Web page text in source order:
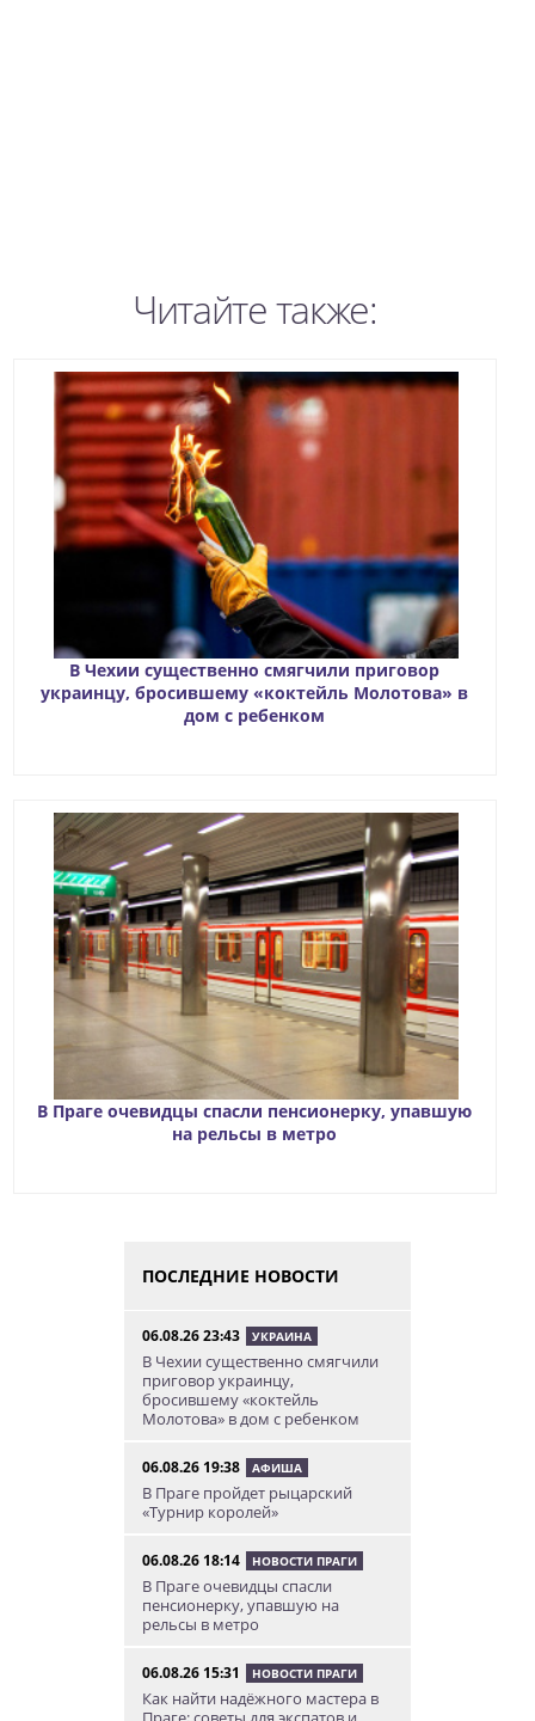
Читайте также:
В Чехии существенно смягчили приговор
украинцу, бросившему «коктейль Молотова» в
дом с ребенком
В Праге очевидцы спасли пенсионерку, упавшую
на рельсы в метро
ПОСЛЕДНИЕ НОВОСТИ
06.08.26 23:43 УКРАИНА
В Чехии существенно смягчили
приговор украинцу,
бросившему «коктейль
Молотова» в дом с ребенком
06.08.26 19:38 АФИША
В Праге пройдет рыцарский
«Турнир королей»
06.08.26 18:14 НОВОСТИ ПРАГИ
В Праге очевидцы спасли
пенсионерку, упавшую на
рельсы в метро
06.08.26 15:31 НОВОСТИ ПРАГИ
Как найти надёжного мастера в